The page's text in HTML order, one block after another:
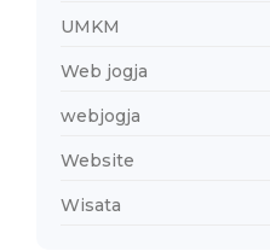
UMKM
Web jogja
webjogja
Website
Wisata